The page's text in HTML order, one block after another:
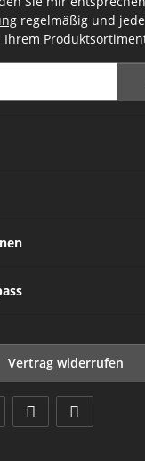
regelmäßig und
Vertrag widerrufen